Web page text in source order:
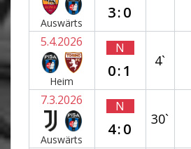
Auswärts
3:0
5.4.2026
Heim
N
0:1
4`
7.3.2026
Auswärts
N
4:0
30`